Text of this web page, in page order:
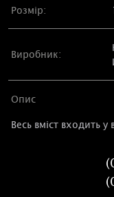
Розмір:
Виробник:
Опис
Весь вміст входить у